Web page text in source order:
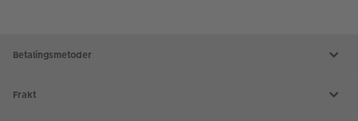
Betalingsmetoder
Frakt